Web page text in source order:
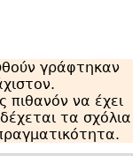
γράφτηκαν
να έχει
τα σχόλια